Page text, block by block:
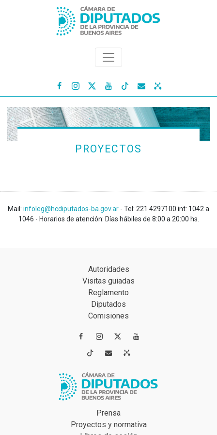
   
PROYECTOS
Mail: infoleg@hcdiputados-ba.gov.ar - Tel: 221 4297100 int: 1042 a
1046 - Horarios de atención: Días hábiles de 8:00 a 20:00 hs.
Autoridades
Visitas guiadas
Reglamento
Diputados
Comisiones
 
 
Prensa
Proyectos y normativa